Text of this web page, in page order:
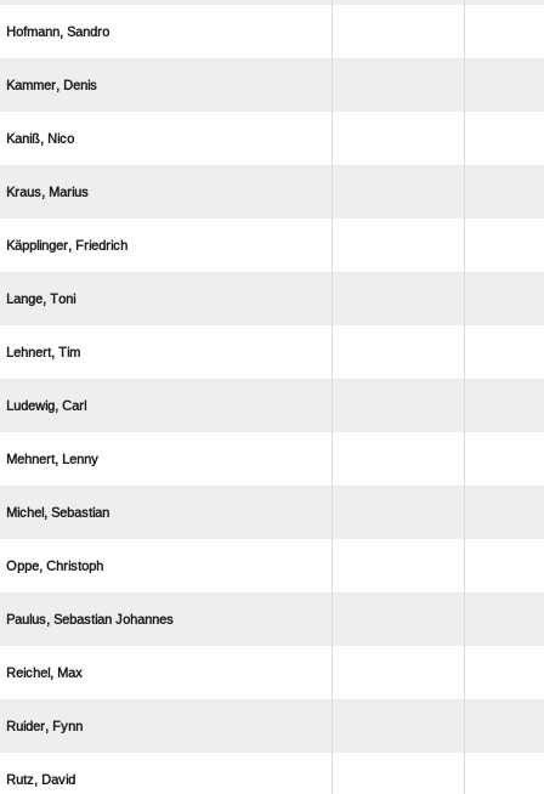
 
 
 
 
 
 
 
 
 
 
 
  
 
 
 